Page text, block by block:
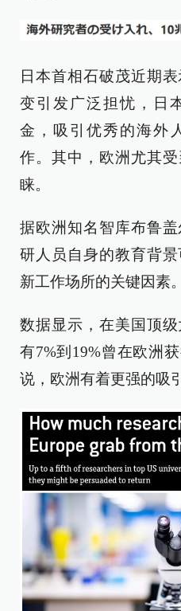
日本首相石破茂近期
变引发广泛担忧，日
金，吸引优秀的海外
作。其中，欧洲尤其
睐。
据欧洲知名智库布鲁
研人员自身的教育背
新工作场所的关键因素。
数据显示，在美国顶
有7%到19%曾在欧洲
说，欧洲有着更强的吸